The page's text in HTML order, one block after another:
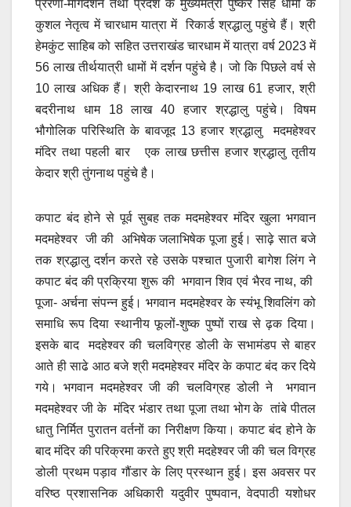
प्रेरणा-मार्गदर्शन तथा प्रदेश के मुख्यमंत्री पुष्कर सिंह धामी के
कुशल नेतृत्व में चारधाम यात्रा में रिकार्ड श्रद्धालु पहुंचे हैं। श्री
हेमकुंट साहिब को सहित उत्तराखंड चारधाम में यात्रा वर्ष 2023 में
56 लाख तीर्थयात्री धामों में दर्शन पहुंचे है। जो कि पिछले वर्ष से
10 लाख अधिक हैं। श्री केदारनाथ 19 लाख 61 हजार, श्री
बदरीनाथ धाम 18 लाख 40 हजार श्रद्धालु पहुंचे। विषम
भौगोलिक परिस्थिति के बावजूद 13 हजार श्रद्धालु मदमहेश्वर
मंदिर तथा पहली बार एक लाख छत्तीस हजार श्रद्धालु तृतीय
केदार श्री तुंगनाथ पहुंचे है।
कपाट बंद होने से पूर्व सुबह तक मदमहेश्वर मंदिर खुला भगवान
मदमहेश्वर जी की अभिषेक जलाभिषेक पूजा हुई। साढ़े सात बजे
तक श्रद्धालु दर्शन करते रहे उसके पश्चात पुजारी बागेश लिंग ने
कपाट बंद की प्रक्रिया शुरू की भगवान शिव एवं भैरव नाथ, की
पूजा- अर्चना संपन्न हुई। भगवान मदमहेश्वर के स्यंभू शिवलिंग को
समाधि रूप दिया स्थानीय फूलों-शुष्क पुष्पों राख से ढ़क दिया।
इसके बाद मदहेश्वर की चलविग्रह डोली के सभामंडप से बाहर
आते ही साढे आठ बजे श्री मदमहेश्वर मंदिर के कपाट बंद कर दिये
गये। भगवान मदमहेश्वर जी की चलविग्रह डोली ने भगवान
मदमहेश्वर जी के मंदिर भंडार तथा पूजा तथा भोग के तांबे पीतल
धातु निर्मित पुरातन वर्तनों का निरीक्षण किया। कपाट बंद होने के
बाद मंदिर की परिक्रमा करते हुए श्री मदहेश्वर जी की चल विग्रह
डोली प्रथम पड़ाव गौंडार के लिए प्रस्थान हुई। इस अवसर पर
वरिष्ठ प्रशासनिक अधिकारी यदुवीर पुष्पवान, वेदपाठी यशोधर